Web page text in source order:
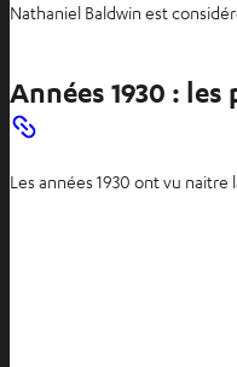
Nathaniel Baldwin est
Années 1930 :
Les années 1930 ont vu